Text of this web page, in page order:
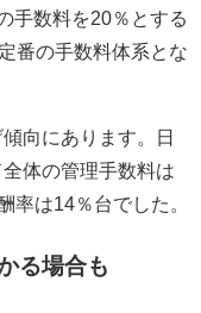
手数料を20％とする
番の手数料体系とな
向にあります。日
体の管理手数料は
率は14％台でした。
る場合も